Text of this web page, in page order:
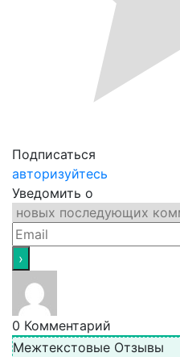
Подписаться
авторизуйтесь
Уведомить о
0 Комментарий
Межтекстовые Отзывы